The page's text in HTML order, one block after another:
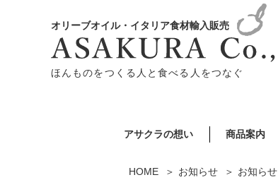
オリーブオイル・イタリア食材輸入販売
ほんものをつくる人と食べる人をつなぐ
アサクラの想い 商品案内
HOME お知らせ お知らせ